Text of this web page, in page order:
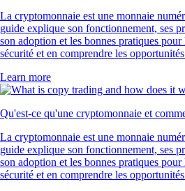
La cryptomonnaie est une monnaie
guide explique son fonctionnement, ses
son adoption et les bonnes pratiques pour
sécurité et en comprendre les
Learn more
Qu'est-ce qu'une cryptomonnaie et
La cryptomonnaie est une monnaie
guide explique son fonctionnement, ses
son adoption et les bonnes pratiques pour
sécurité et en comprendre les